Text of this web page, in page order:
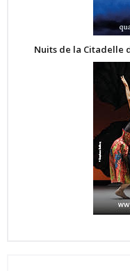
Nuits de la Citadelle